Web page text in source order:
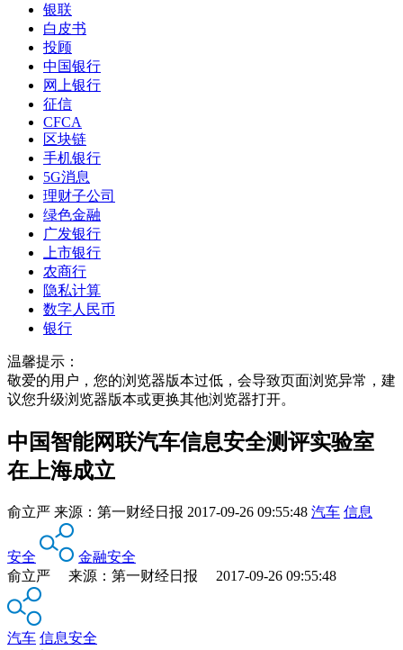
银联
白皮书
投顾
中国银行
网上银行
征信
CFCA
区块链
手机银行
5G消息
理财子公司
绿色金融
广发银行
上市银行
农商行
隐私计算
数字人民币
银行
温馨提示：
敬爱的用户，您的浏览器版本过低，会导致页面浏览异常，建
议您升级浏览器版本或更换其他浏览器打开。
中国智能网联汽车信息安全测评实验室
在上海成立
俞立严 来源： 第一财经日报 2017-09-26 09:55:48 汽车 信息
安全
金融安全
俞立严 来源：第一财经日报 2017-09-26 09:55:48
汽车 信息安全